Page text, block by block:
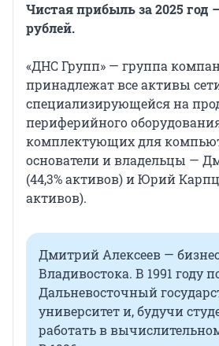
Чистая прибыль за 2025 год
рублей.
«ДНС Групп» — группа
принадлежат все активы
специализирующейся на
периферийного
комплектующих для
основатели и владельцы —
(44,3% активов) и Юрий
активов).
Дмитрий Алексеев —
Владивостока. В 1991 году
Дальневосточный
университет и, будучи
работать в